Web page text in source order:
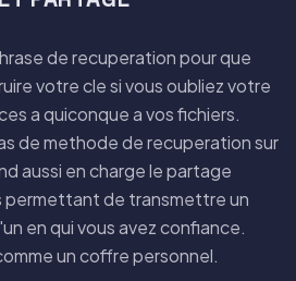
de recuperation pour que
votre cle si vous oubliez votre
a quiconque a vos fichiers.
de methode de recuperation sur
aussi en charge le partage
permettant de transmettre un
en qui vous avez confiance.
un coffre personnel.